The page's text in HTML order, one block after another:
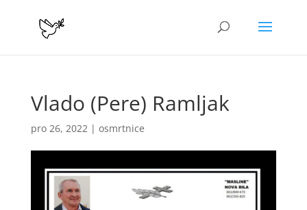
Vlado (Pere) Ramljak
pro 26, 2022| osmrtnice